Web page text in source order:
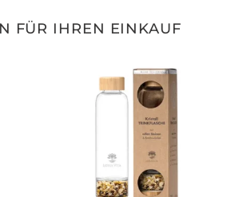
FÜR IHREN EINKAUF